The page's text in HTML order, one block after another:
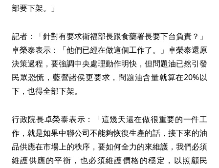
部要下架。」
記者：「針對有要求衛福部長跟食藥署長要下台負責？」
卓榮泰表示：「他們已經在做這個工作了。」卓榮泰還原
決策過程，要強調中央處理動作明快，但問題油已然引發
民眾恐慌，藍營諸侯更要求，問題油含量就算在20%以
下，也得全部下架。
行政院長卓榮泰表示：「這幾天還在做很重要的一件工
作，就是如果中聯公司不能夠恢復生產的話，接下來的油
品供應在市場上的秩序，要如何全力的來維護，我們必須
維護供應的平衡，也必須維護價格的穩定，以照顧民